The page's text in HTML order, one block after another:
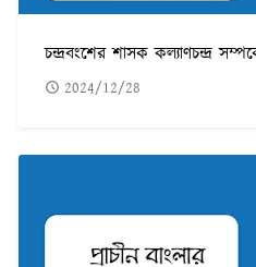
চন্দ্রবংশের শাসক কল্যাণচন্দ্র
2024/12/28